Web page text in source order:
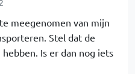
meegenomen van mijn
Stel dat de
Is er dan nog iets